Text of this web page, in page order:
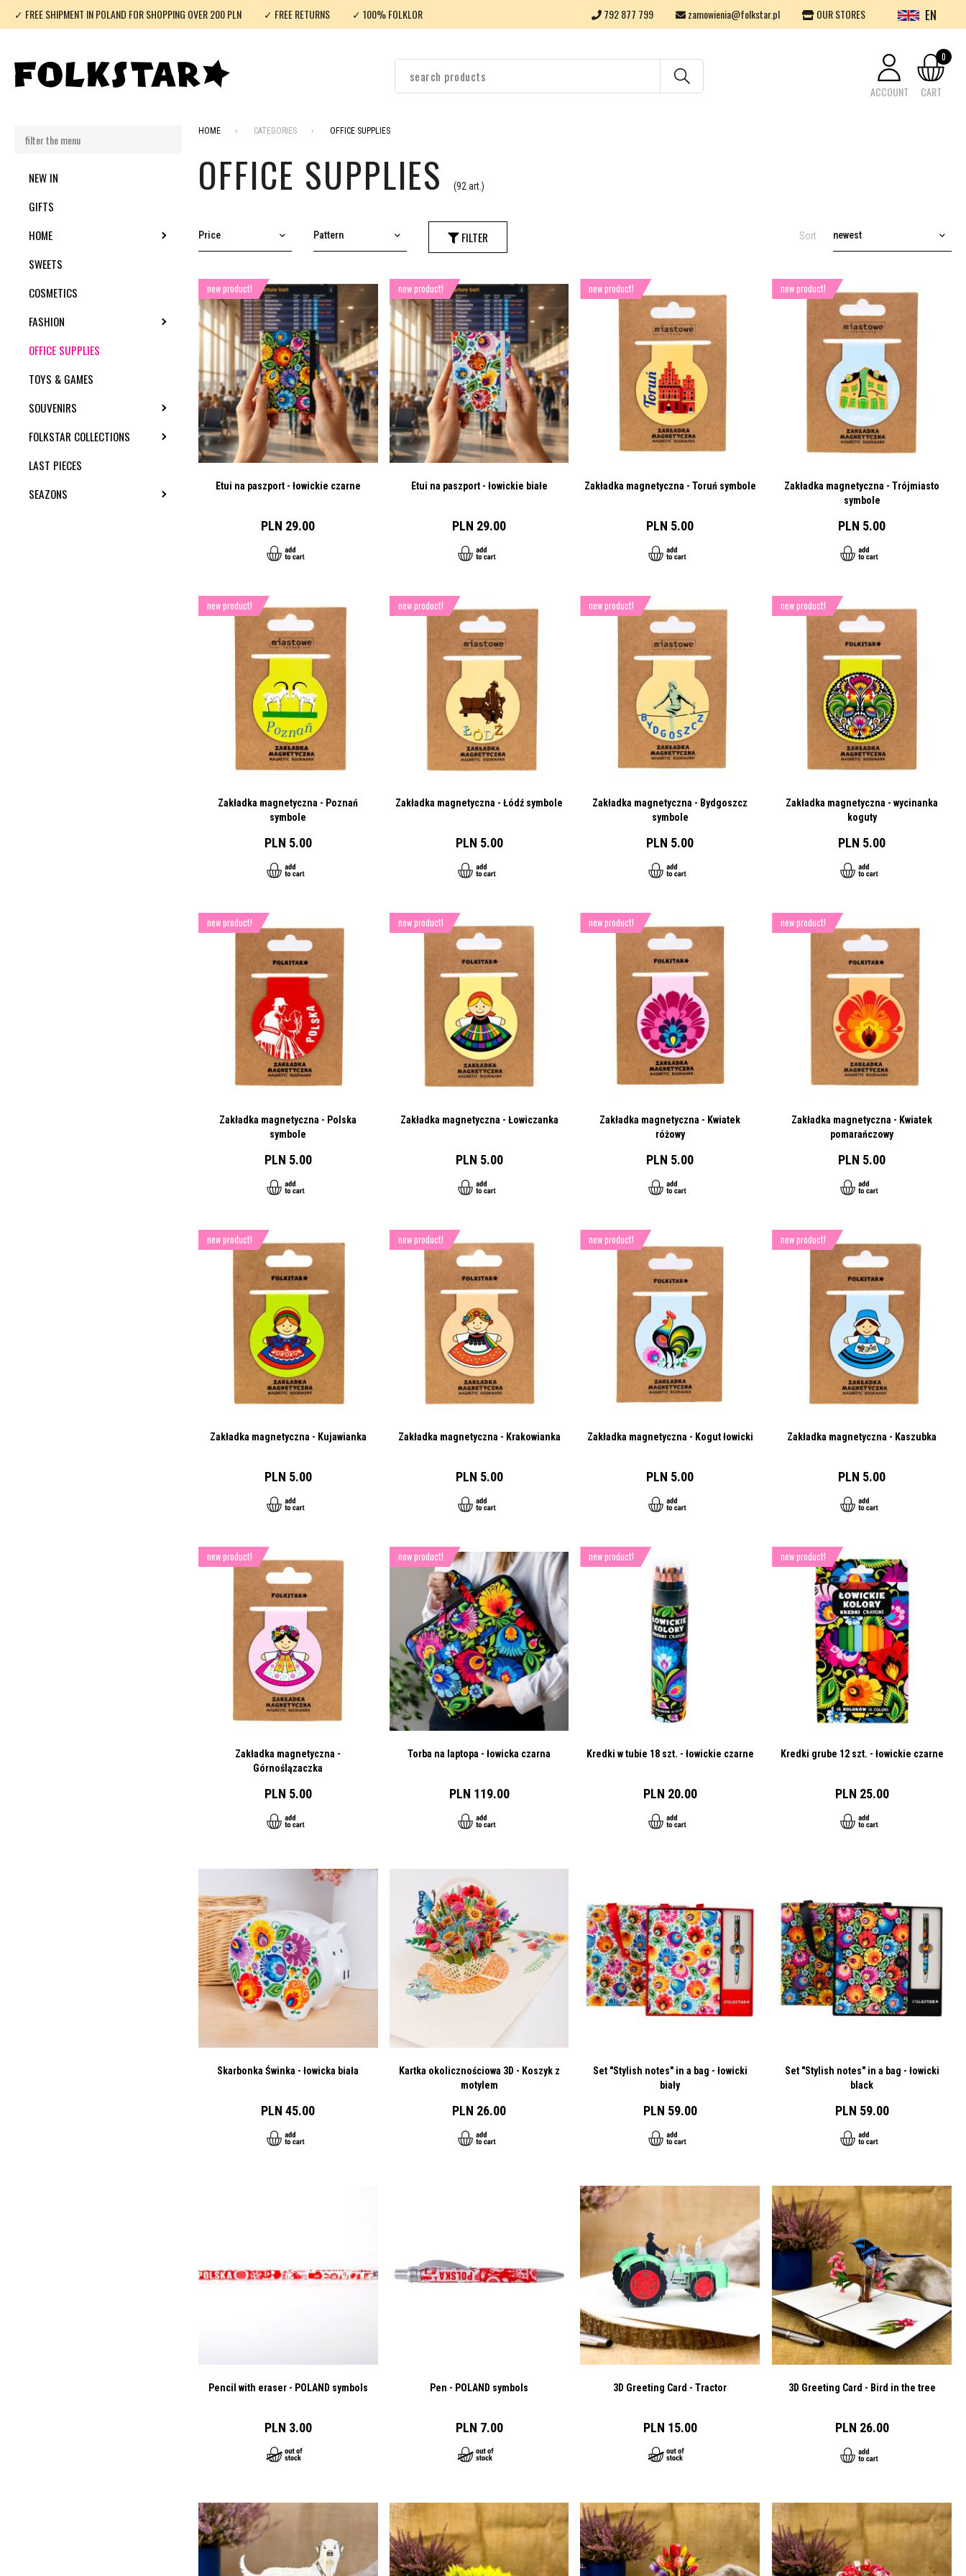
✓ FREE SHIPMENT IN POLAND FOR SHOPPING OVER 200 PLN ✓ FREE RETURNS ✓ 100% FOLKLOR 792 877 799 zamowienia@folkstar.pl OUR STORES EN
ACCOUNT CART
0
NEW IN
GIFTS
HOME
SWEETS
COSMETICS
FASHION
OFFICE SUPPLIES
TOYS & GAMES
SOUVENIRS
FOLKSTAR COLLECTIONS TOGGLE SUBMENU
LAST PIECES
SEAZONS
HOME CATEGORIES OFFICE SUPPLIES
OFFICE SUPPLIES (92 art.)
Price Pattern FILTER Sort newest
Etui na paszport - łowickie czarne
PLN 29.00
new product!
Etui na paszport - łowickie białe
PLN 29.00
new product!
Zakładka magnetyczna - Toruń symbole
PLN 5.00
new product!
Zakładka magnetyczna - Trójmiasto
symbole
PLN 5.00
new product!
Zakładka magnetyczna - Poznań
symbole
PLN 5.00
new product!
Zakładka magnetyczna - Łódź symbole
PLN 5.00
new product!
Zakładka magnetyczna - Bydgoszcz
symbole
PLN 5.00
new product!
Zakładka magnetyczna - wycinanka
koguty
PLN 5.00
new product!
Zakładka magnetyczna - Polska
symbole
PLN 5.00
new product!
Zakładka magnetyczna - Łowiczanka
PLN 5.00
new product!
Zakładka magnetyczna - Kwiatek
różowy
PLN 5.00
new product!
Zakładka magnetyczna - Kwiatek
pomarańczowy
PLN 5.00
new product!
Zakładka magnetyczna - Kujawianka
PLN 5.00
new product!
Zakładka magnetyczna - Krakowianka
PLN 5.00
new product!
Zakładka magnetyczna - Kogut łowicki
PLN 5.00
new product!
Zakładka magnetyczna - Kaszubka
PLN 5.00
new product!
Zakładka magnetyczna -
Górnoślązaczka
PLN 5.00
new product!
Torba na laptopa - łowicka czarna
PLN 119.00
new product!
Kredki w tubie 18 szt. - łowickie czarne
PLN 20.00
new product!
Kredki grube 12 szt. - łowickie czarne
PLN 25.00
new product!
Skarbonka Świnka - łowicka biała
PLN 45.00
Kartka okolicznościowa 3D - Koszyk z
motylem
PLN 26.00
Set "Stylish notes" in a bag - łowicki
biały
PLN 59.00
Set "Stylish notes" in a bag - łowicki
black
PLN 59.00
Pencil with eraser - POLAND symbols
PLN 3.00
Pen - POLAND symbols
PLN 7.00
3D Greeting Card - Tractor
PLN 15.00
3D Greeting Card - Bird in the tree
PLN 26.00